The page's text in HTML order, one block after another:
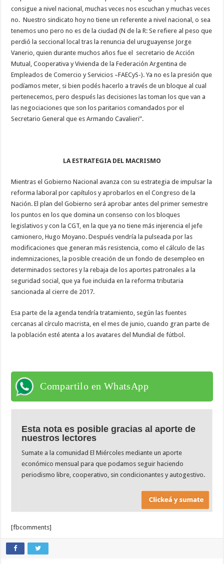
consigue a nivel nacional, muchas veces nos escuchan y muchas veces
no. Nuestro sindicato hoy no tiene un referente a nivel nacional, o sea
tenemos uno pero no es de la ciudad (N de la R: Se refiere al peso que
perdió la seccional local tras la renuncia del uruguayense Jorge
Vanerio, quien durante muchos años fue el secretario de Acción
Mutual, Cooperativa y Vivienda de la Federación Argentina de
Empleados de Comercio y Servicios –FAECyS-). Ya no es la presión que
podíamos meter, si bien podés hacerlo a través de un bloque al cual
pertenecemos, pero después las decisiones las toman los que van a
las negociaciones que son los paritarios comandados por el
Secretario General que es Armando Cavalieri”.
LA ESTRATEGIA DEL MACRISMO
Mientras el Gobierno Nacional avanza con su estrategia de impulsar la
reforma laboral por capítulos y aprobarlos en el Congreso de la
Nación. El plan del Gobierno será aprobar antes del primer semestre
los puntos en los que domina un consenso con los bloques
legislativos y con la CGT, en la que ya no tiene más injerencia el jefe
camionero, Hugo Moyano. Después vendría la pulseada por las
modificaciones que generan más resistencia, como el cálculo de las
indemnizaciones, la posible creación de un fondo de desempleo en
determinados sectores y la rebaja de los aportes patronales a la
seguridad social, que ya fue incluida en la reforma tributaria
sancionada al cierre de 2017.
Esa parte de la agenda tendría tratamiento, según las fuentes
cercanas al círculo macrista, en el mes de junio, cuando gran parte de
la población esté atenta a los avatares del Mundial de fútbol.
Compartilo en WhatsApp
Esta nota es posible gracias al aporte de
nuestros lectores
Sumate a la comunidad El Miércoles mediante un aporte
económico mensual para que podamos seguir haciendo
periodismo libre, cooperativo, sin condicionantes y autogestivo.
[fbcomments]